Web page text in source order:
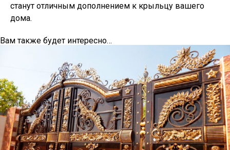
станут отличным дополнением к крыльцу вашего
дома.
Вам также будет интересно…